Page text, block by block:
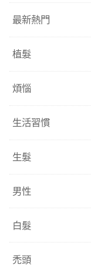
最新熱門
植髮
煩惱
生活習慣
生髮
男性
白髮
禿頭